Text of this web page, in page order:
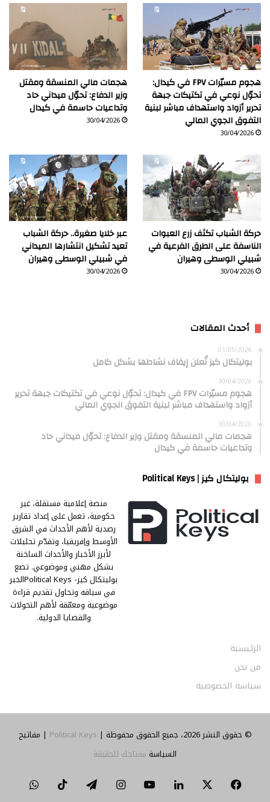
هجوم مسيّرات FPV في كيدال:
تحوّل نوعي في تكتيكات جبهة
تحرير أزواد واستهداف مباشر لبنية
التفوق الجوي المالي
30/04/2026
هجمات مالي المنسقة ومقتل
وزير الدفاع: تحوّل ميداني حاد
وتداعيات حاسمة في كيدال
30/04/2026
حركة الشباب تكثف زرع العبوات
الناسفة على الطرق الفرعية في
شبيلي الوسطى وهيران
30/04/2026
عبر خلايا صغيرة.. حركة الشباب
تعيد تشكيل انتشارها الميداني
في شبيلي الوسطى وهيران
30/04/2026
أحدث المقالات
01/05/2026
بوليتكال كيز تُعلن إيقاف نشاطها بشكل كامل
30/04/2026
هجوم مسيّرات FPV في كيدال: تحوّل نوعي في تكتيكات جبهة تحرير
أزواد واستهداف مباشر لبنية التفوق الجوي المالي
30/04/2026
هجمات مالي المنسقة ومقتل وزير الدفاع: تحوّل ميداني حاد
وتداعيات حاسمة في كيدال
بوليتكال كيز | Political Keys
منصة إعلامية مستقلة، غير
حكومية، تعمل على إعداد تقارير
رصدية لأهم الأحداث في الشرق
الأوسط وإفريقيا، وتقدّم تحليلات
لأبرز الأخبار والأحداث الساخنة
بشكل مهني وموضوعي. تضع
بوليتكال كيز- Political Keysالخبر
في سياقه وتحاول تقديم قراءة
موضوعية ومعمّقة لأهم التحولات
والقضايا الدولية.
الرئيسية
من نحن
سياسة الخصوصية
© حقوق النشر 2026، جميع الحقوق محفوظة | Political Keys | مفاتيح
السياسة مفتاحك للحقيقة
فيسبوك لينكدإن‫YouTubeانستقرامتيلقرام ‫TikTok